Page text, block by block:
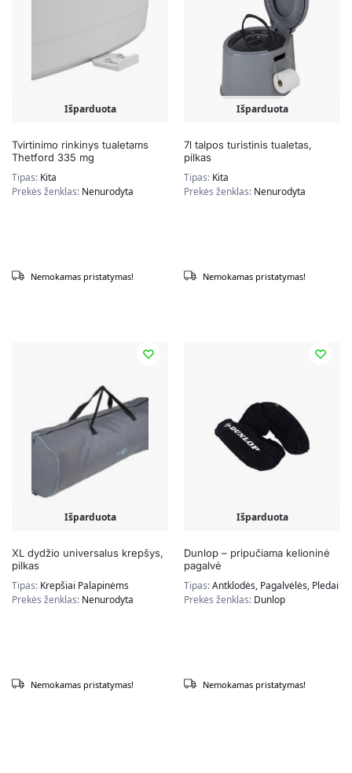
Išparduota
Tvirtinimo rinkinys tualetams
Thetford 335 mg
Tipas: Kita
Prekės ženklas: Nenurodyta
Nemokamas pristatymas!
Išparduota
7l talpos turistinis tualetas,
pilkas
Tipas: Kita
Prekės ženklas: Nenurodyta
Nemokamas pristatymas!
Išparduota
XL dydžio universalus krepšys,
pilkas
Tipas: Krepšiai Palapinėms
Prekės ženklas: Nenurodyta
Nemokamas pristatymas!
Išparduota
Dunlop – pripučiama kelioninė
pagalvė
Tipas:Antklodės, Pagalvėlės, Pledai
Prekės ženklas: Dunlop
Nemokamas pristatymas!